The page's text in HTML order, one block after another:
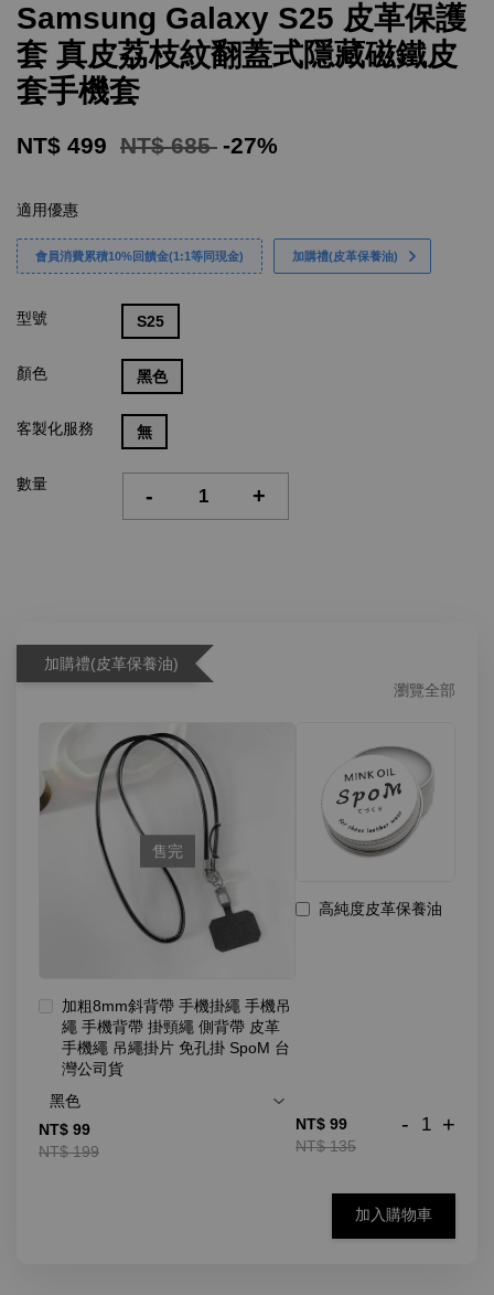
Samsung Galaxy S25 皮革保護
套 真皮荔枝紋翻蓋式隱藏磁鐵皮
套手機套
NT$ 499 NT$ 685 -27%
適用優惠
會員消費累積10%回饋金(1:1等同現金) 加購禮(皮革保養油)
型號 S25
顏色 黑色
客製化服務 無
數量 - +
加購禮(皮革保養油)
瀏覽全部
售完
加粗8mm斜背帶 手機掛繩 手機吊
繩 手機背帶 掛頸繩 側背帶 皮革
手機繩 吊繩掛片 免孔掛 SpoM 台
灣公司貨
NT$ 99
NT$ 199
高純度皮革保養油
NT$ 99
NT$ 135
- +
加入購物車